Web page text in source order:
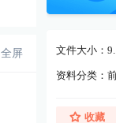
全屏 文件大小：
资料分类：
收藏